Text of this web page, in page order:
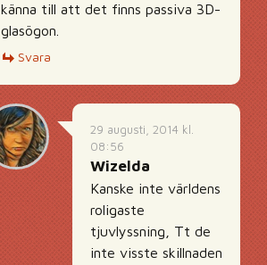
känna till att det finns passiva 3D-
glasögon.
Svara
29 augusti, 2014 kl.
08:56
Wizelda
Kanske inte världens
roligaste
tjuvlyssning, Tt de
inte visste skillnaden